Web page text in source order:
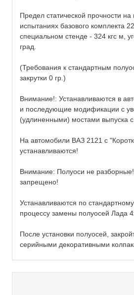
Предел статической прочности на
испытаниях базового комплекта
специальном стенде - 324 кгс м,
град.
(Требования к стандартным
закрутки 0 гр.)
Внимание!: Устанавливаются в
и последующие модификации с
(удлиненными) мостами выпуска
На автомобили ВАЗ 2121 с
устанавливаются!
Внимание: Полуоси не
запрещено!
Устанавливаются по
процессу замены полуосей Лада
После установки полуосей,
серийными декоративными